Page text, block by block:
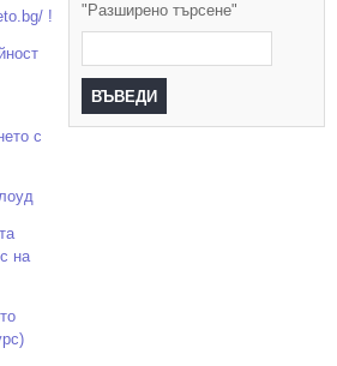
!
с
на
"Разширено търсене"